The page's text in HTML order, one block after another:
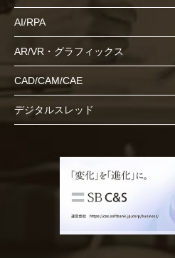
AI/RPA
AR/VR・グラフィックス
CAD/CAM/CAE
デジタルスレッド